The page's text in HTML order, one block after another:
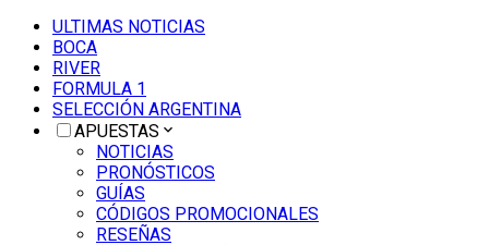
ULTIMAS NOTICIAS
BOCA
RIVER
FORMULA 1
SELECCIÓN ARGENTINA
APUESTAS
NOTICIAS
PRONÓSTICOS
GUÍAS
CÓDIGOS PROMOCIONALES
RESEÑAS